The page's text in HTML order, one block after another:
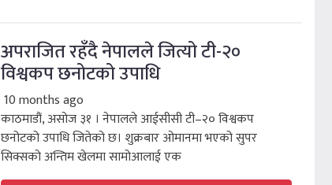
अपराजित रहँदै नेपालले जित्यो टी-२०
विश्वकप छनोटको उपाधि
10 months ago
काठमाडौं, असोज ३१ । नेपालले आईसीसी टी–२० विश्वकप
छनोटको उपाधि जितेको छ। शुक्रबार ओमानमा भएको सुपर
सिक्सको अन्तिम खेलमा सामोआलाई एक